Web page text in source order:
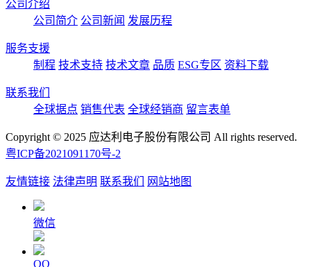
公司介绍
公司简介 公司新闻 发展历程
服务支援
制程 技术支持 技术文章 品质 ESG专区 资料下载
联系我们
全球据点 销售代表 全球经销商 留言表单
Copyright © 2025 应达利电子股份有限公司 All rights reserved.
粤ICP备2021091170号-2
友情链接 法律声明 联系我们 网站地图
微信
QQ